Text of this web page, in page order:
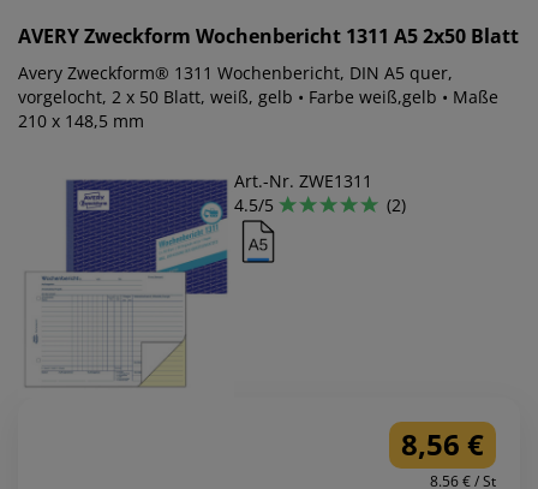
AVERY Zweckform Wochenbericht 1311 A5 2x50 Blatt
Avery Zweckform® 1311 Wochenbericht, DIN A5 quer,
vorgelocht, 2 x 50 Blatt, weiß, gelb • Farbe weiß,gelb • Maße
210 x 148,5 mm
Art.-Nr. ZWE1311
4.5/5
(2)
8,56 €
8.56 € / St